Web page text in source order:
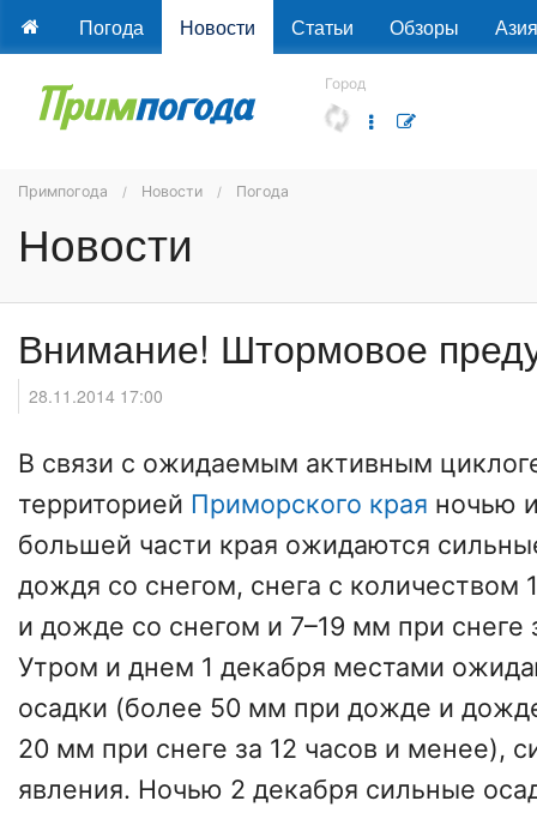
Погода Новости Статьи Обзоры Азия
Город
Примпогода Новости Погода
Новости
Внимание! Штормовое
28.11.2014 17:00
В связи с ожидаемым активным
территорией Приморского края ночью
большей части края ожидаются
дождя со снегом, снега с
и дожде со снегом и 7–19 мм при снеге
Утром и днем 1 декабря местами
осадки (более 50 мм при дожде и
20 мм при снеге за 12 часов и менее),
явления. Ночью 2 декабря сильные